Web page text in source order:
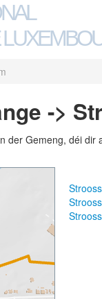
->
der Gemeng, déi